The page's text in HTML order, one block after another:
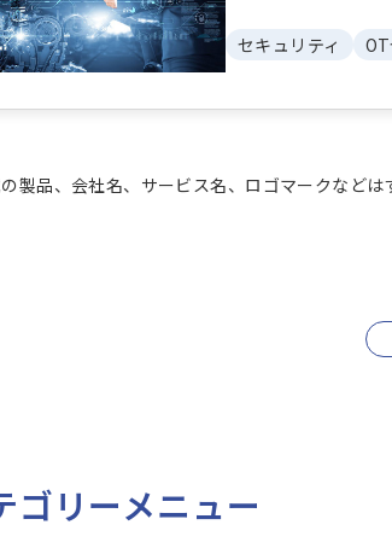
セキュリティ
製品、会社名、サービス名、ロゴマークなどは
ゴリーメニュー